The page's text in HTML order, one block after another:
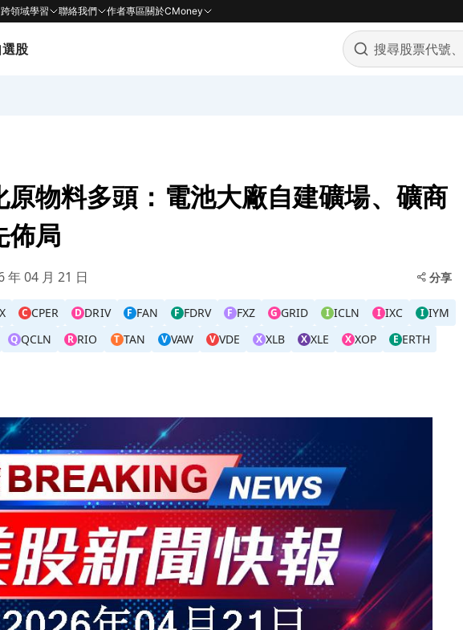
跨領域學習 聯絡我們 作者專區關於CMoney
選股
原物料多頭：電池大廠自建礦場、礦商
佈局
年 04 月 21 日 分享
C CPER D DRIV F FAN F FDRV F FXZ G GRID I ICLN I IXC I IYM
Q QCLN R RIO T TAN V VAW V VDE X XLB X XLE X XOP E ERTH